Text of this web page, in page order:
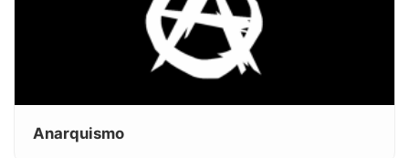
Anarquismo